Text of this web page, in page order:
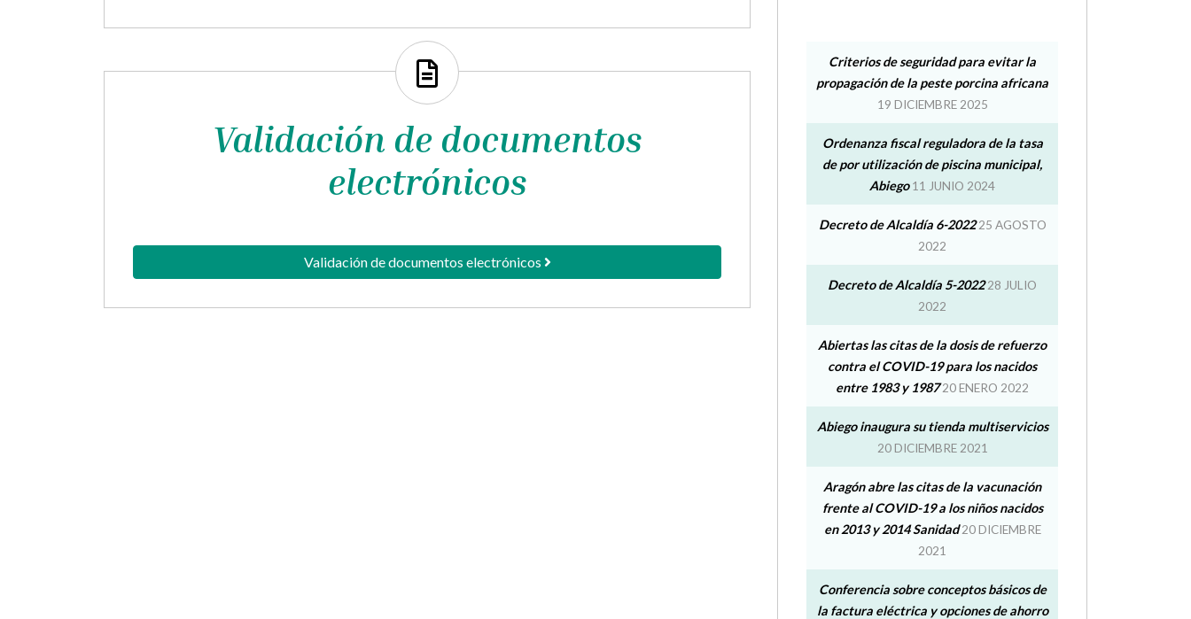
Validación de documentos
electrónicos
Validación de documentos electrónicos
Criterios de seguridad para evitar la
propagación de la peste porcina africana
19 DICIEMBRE 2025
Ordenanza fiscal reguladora de la tasa
de por utilización de piscina municipal,
Abiego 11 JUNIO 2024
Decreto de Alcaldía 6-2022 25 AGOSTO
2022
Decreto de Alcaldía 5-2022 28 JULIO
2022
Abiertas las citas de la dosis de refuerzo
contra el COVID-19 para los nacidos
entre 1983 y 1987 20 ENERO 2022
Abiego inaugura su tienda multiservicios
20 DICIEMBRE 2021
Aragón abre las citas de la vacunación
frente al COVID-19 a los niños nacidos
en 2013 y 2014 Sanidad 20 DICIEMBRE
2021
Conferencia sobre conceptos básicos de
la factura eléctrica y opciones de ahorro